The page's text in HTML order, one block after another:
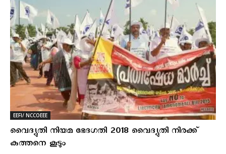
EEFI/ NCCOEEE
വൈദ്യുതി നിയമ ഭേദഗതി 2018 വൈദ്യുതി നിരക്ക്
കുത്തനെ കൂടും